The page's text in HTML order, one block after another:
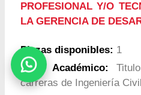
PROFESIONAL Y/O
LA GERENCIA DE
Plazas disponibles: 1
Nivel Académico:
carreras de Ingeniería